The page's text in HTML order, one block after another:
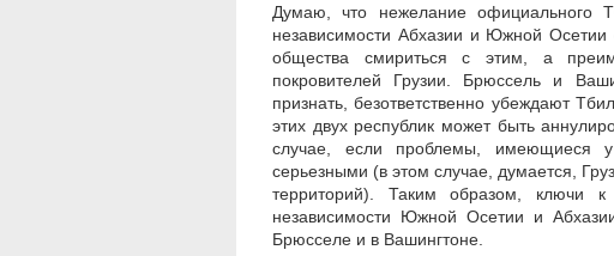
Думаю, что нежелание официального
независимости Абхазии и Южной Осетии
общества смириться с этим, а
покровителей Грузии. Брюссель и
признать, безответственно убеждают
этих двух республик может быть
случае, если проблемы, имеющиеся
серьезными (в этом случае, думается,
территорий). Таким образом, ключи
независимости Южной Осетии и
Брюсселе и в Вашингтоне.